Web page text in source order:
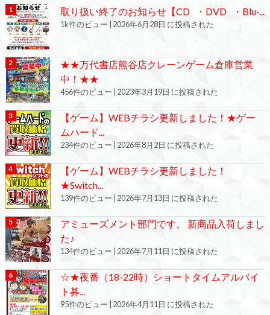
取り扱い終了のお知らせ【CD ・DVD ・Blu-...
1k件のビュー 2026年6月28日 に投稿された
★★万代書店熊谷店クレーンゲーム倉庫営業
中！★★
456件のビュー 2023年3月19日 に投稿された
【ゲーム】WEBチラシ更新しました！★ゲー
ムハード...
234件のビュー 2026年8月2日 に投稿された
【ゲーム】WEBチラシ更新しました！
★Switch...
139件のビュー 2026年7月13日 に投稿された
アミューズメント部門です。 新商品入荷しまし
た♪
134件のビュー 2026年7月11日 に投稿された
☆★夜番（18-22時）ショートタイムアルバイ
ト募...
95件のビュー 2026年4月11日 に投稿された